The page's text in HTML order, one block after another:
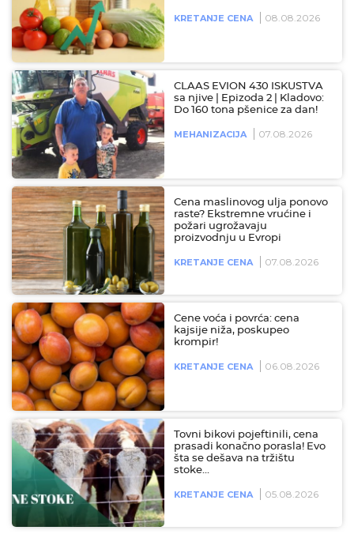
KRETANJE CENA 08.08.2026
CLAAS EVION 430 ISKUSTVA
sa njive | Epizoda 2 | Kladovo:
Do 160 tona pšenice za dan!
MEHANIZACIJA 07.08.2026
Cena maslinovog ulja ponovo
raste? Ekstremne vrućine i
požari ugrožavaju
proizvodnju u Evropi
KRETANJE CENA 07.08.2026
Cene voća i povrća: cena
kajsije niža, poskupeo
krompir!
KRETANJE CENA 06.08.2026
Tovni bikovi pojeftinili, cena
prasadi konačno porasla! Evo
šta se dešava na tržištu
stoke…
KRETANJE CENA 05.08.2026